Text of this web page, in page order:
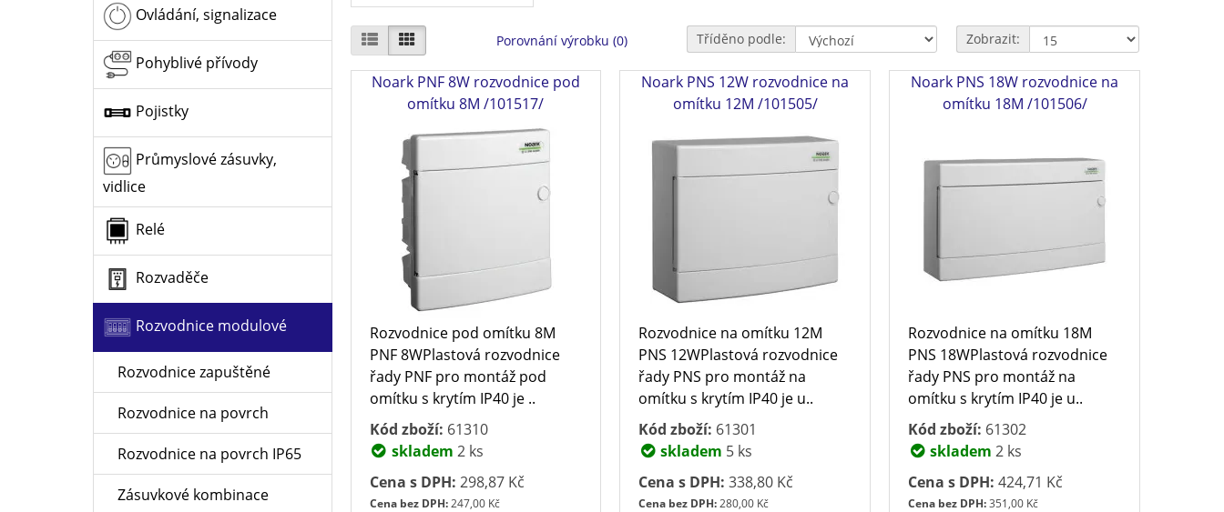
Ovládání, signalizace
Pohyblivé přívody
Pojistky
Průmyslové zásuvky,
vidlice
Relé
Rozvaděče
Rozvodnice modulové
Rozvodnice zapuštěné
Rozvodnice na povrch
Rozvodnice na povrch IP65
Zásuvkové kombinace
Porovnání výrobku (0) Tříděno podle: Zobrazit:
Noark PNF 8W rozvodnice pod
omítku 8M /101517/
Rozvodnice pod omítku 8M
PNF 8WPlastová rozvodnice
řady PNF pro montáž pod
omítku s krytím IP40 je ..
Kód zboží: 61310
skladem 2 ks
Cena s DPH: 298,87 Kč
Cena bez DPH:247,00 Kč
Noark PNS 12W rozvodnice na
omítku 12M /101505/
Rozvodnice na omítku 12M
PNS 12WPlastová rozvodnice
řady PNS pro montáž na
omítku s krytím IP40 je u..
Kód zboží: 61301
skladem 5 ks
Cena s DPH: 338,80 Kč
Cena bez DPH:280,00 Kč
Noark PNS 18W rozvodnice na
omítku 18M /101506/
Rozvodnice na omítku 18M
PNS 18WPlastová rozvodnice
řady PNS pro montáž na
omítku s krytím IP40 je u..
Kód zboží: 61302
skladem 2 ks
Cena s DPH: 424,71 Kč
Cena bez DPH:351,00 Kč